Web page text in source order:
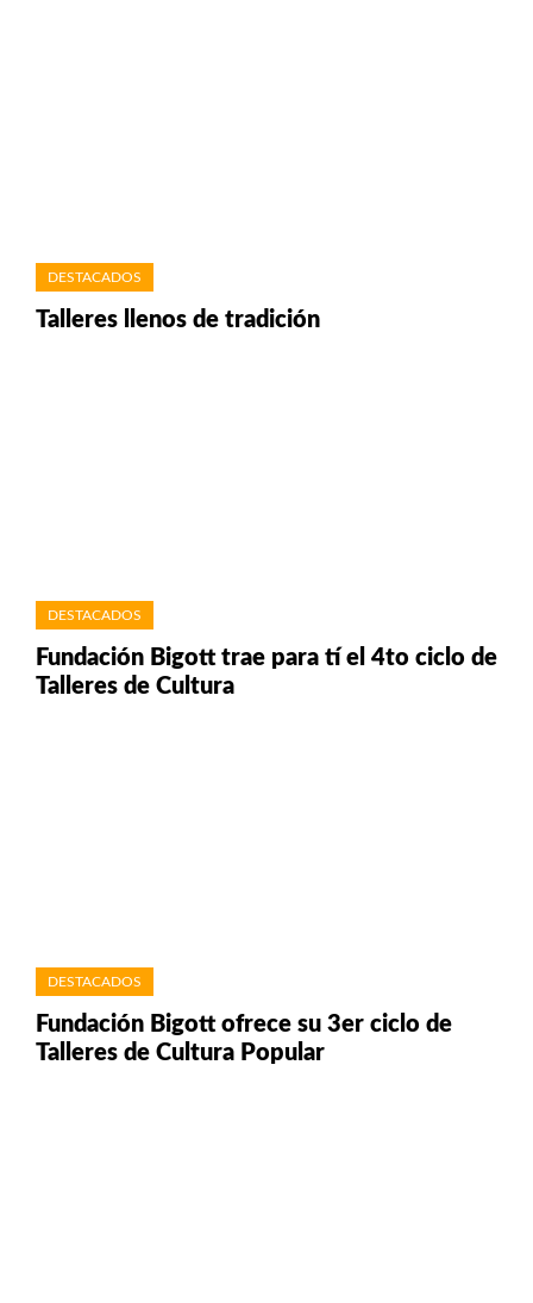
DESTACADOS
Talleres llenos de tradición
DESTACADOS
Fundación Bigott trae para tí el 4to ciclo de
Talleres de Cultura
DESTACADOS
Fundación Bigott ofrece su 3er ciclo de
Talleres de Cultura Popular